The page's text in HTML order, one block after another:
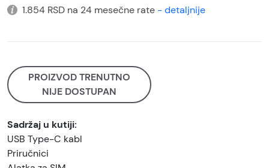
1.854 RSD na 24 mesečne rate - detaljnije
PROIZVOD TRENUTNO
NIJE DOSTUPAN
Sadržaj u kutiji:
USB Type-C kabl
Priručnici